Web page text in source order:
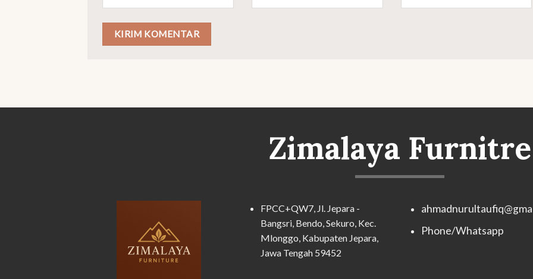
Zimalaya Furnitre
FPCC+QW7, Jl. Jepara -
Bangsri, Bendo, Sekuro, Kec.
Mlonggo, Kabupaten Jepara,
Jawa Tengah 59452
Phone/Whatsapp